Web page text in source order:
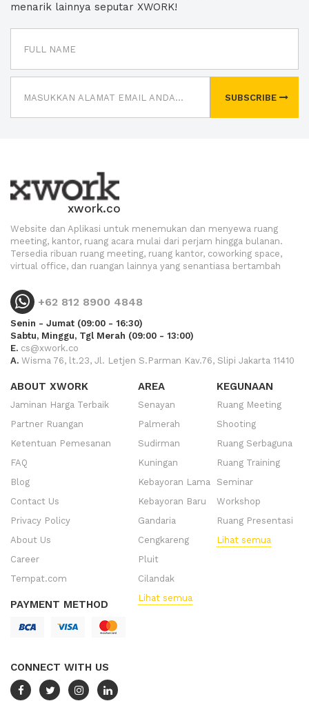
menarik lainnya seputar XWORK!
SUBSCRIBE
xwork.co
Website dan Aplikasi untuk menemukan dan menyewa ruang
meeting, kantor, ruang acara mulai dari perjam hingga bulanan.
Tersedia ribuan ruang meeting, ruang kantor, coworking space,
virtual office, dan ruangan lainnya yang senantiasa bertambah
+62 812 8900 4848
Senin - Jumat (09:00 - 16:30)
Sabtu, Minggu, Tgl Merah (09:00 - 13:00)
E. cs@xwork.co
A. Wisma 76, lt.23, Jl. Letjen S.Parman Kav.76, Slipi Jakarta 11410
ABOUT XWORK
Jaminan Harga Terbaik
Partner Ruangan
Ketentuan Pemesanan
FAQ
Blog
Contact Us
Privacy Policy
About Us
Career
Tempat.com
PAYMENT METHOD
CONNECT WITH US
AREA
Senayan
Palmerah
Sudirman
Kuningan
Kebayoran Lama
Kebayoran Baru
Gandaria
Cengkareng
Pluit
Cilandak
Lihat semua
KEGUNAAN
Ruang Meeting
Shooting
Ruang Serbaguna
Ruang Training
Seminar
Workshop
Ruang Presentasi
Lihat semua